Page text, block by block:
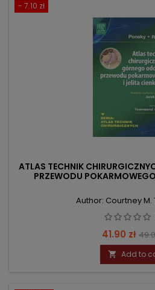
- 7.10 zł
ATLAS TECHNIK
PRZEWODU
Author: Courtney
Price
41.90 zł
 Add to